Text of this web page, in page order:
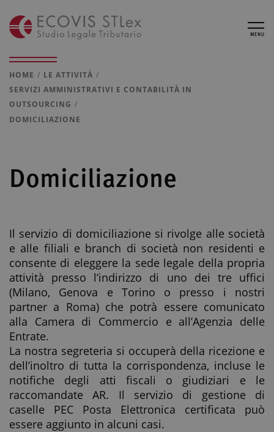
MENU
HOME
LE ATTIVITÀ
SERVIZI AMMINISTRATIVI E CONTABILITÀ IN
OUTSOURCING
DOMICILIAZIONE
Domiciliazione
Il servizio di domiciliazione si rivolge alle società
e alle filiali e branch di società non residenti e
consente di eleggere la sede legale della propria
attività presso l’indirizzo di uno dei tre uffici
(Milano, Genova e Torino o presso i nostri
partner a Roma) che potrà essere comunicato
alla Camera di Commercio e all’Agenzia delle
Entrate.
La nostra segreteria si occuperà della ricezione e
dell’inoltro di tutta la corrispondenza, incluse le
notifiche degli atti fiscali o giudiziari e le
raccomandate AR. Il servizio di gestione di
caselle PEC Posta Elettronica certificata può
essere aggiunto in alcuni casi.